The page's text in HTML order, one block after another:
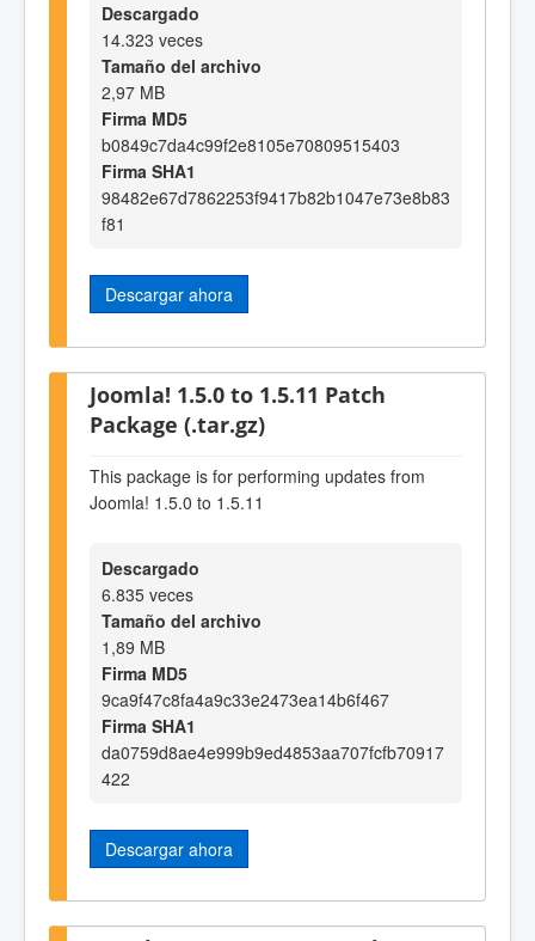
Descargado
14.323 veces
Tamaño del archivo
2,97 MB
Firma MD5
b0849c7da4c99f2e8105e70809515403
Firma SHA1
98482e67d7862253f9417b82b1047e73e8b83
f81
Descargar ahora
Joomla! 1.5.0 to 1.5.11 Patch
Package (.tar.gz)
This package is for performing updates from
Joomla! 1.5.0 to 1.5.11
Descargado
6.835 veces
Tamaño del archivo
1,89 MB
Firma MD5
9ca9f47c8fa4a9c33e2473ea14b6f467
Firma SHA1
da0759d8ae4e999b9ed4853aa707fcfb70917
422
Descargar ahora